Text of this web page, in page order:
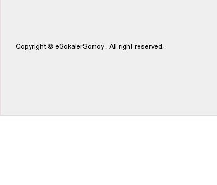
Copyright © eSokalerSomoy . All right reserved.